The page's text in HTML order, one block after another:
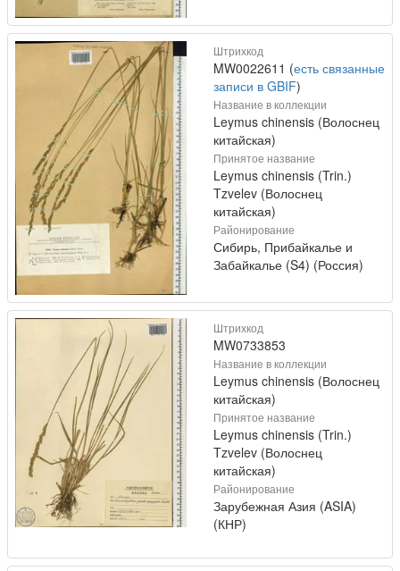
Штрихкод
MW0022611 (есть связанные
записи в GBIF)
Название в коллекции
Leymus chinensis (Волоснец
китайская)
Принятое название
Leymus chinensis (Trin.)
Tzvelev (Волоснец
китайская)
Районирование
Сибирь, Прибайкалье и
Забайкалье (S4) (Россия)
Штрихкод
MW0733853
Название в коллекции
Leymus chinensis (Волоснец
китайская)
Принятое название
Leymus chinensis (Trin.)
Tzvelev (Волоснец
китайская)
Районирование
Зарубежная Азия (ASIA)
(КНР)